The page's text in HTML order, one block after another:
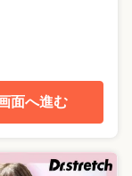
面へ進む